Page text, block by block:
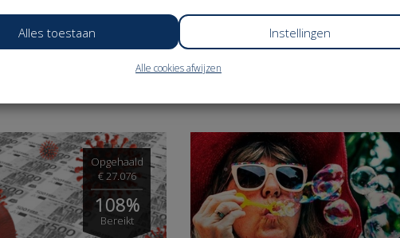
zich verzekerd weten van een zelfde basis
werk en de keuzes die ze daarin maken.
zekerheden gekoppeld worden aan mensen in plaats
Opgehaald
€ 27.076
108%
Bereikt
Alles toestaan Instellingen
Alle cookies afwijzen